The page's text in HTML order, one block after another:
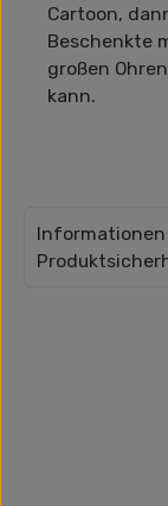
Cartoon,
Beschenkte
großen
kann.
Informationen